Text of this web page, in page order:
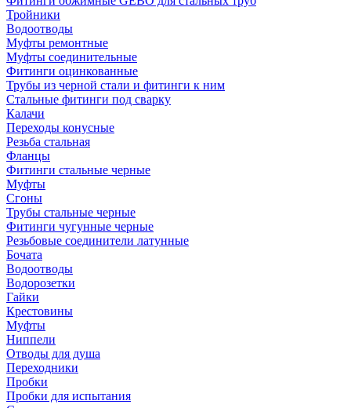
Тройники
Водоотводы
Муфты ремонтные
Муфты соединительные
Фитинги оцинкованные
Трубы из черной стали и фитинги к ним
Стальные фитинги под сварку
Калачи
Переходы конусные
Резьба стальная
Фланцы
Фитинги стальные черные
Муфты
Сгоны
Трубы стальные черные
Фитинги чугунные черные
Резьбовые соединители латунные
Бочата
Водоотводы
Водорозетки
Гайки
Крестовины
Муфты
Ниппели
Отводы для душа
Переходники
Пробки
Пробки для испытания